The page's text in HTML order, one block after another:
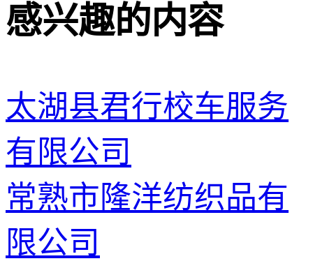
感兴趣的内容
太湖县君行校车服务
有限公司
常熟市隆洋纺织品有
限公司